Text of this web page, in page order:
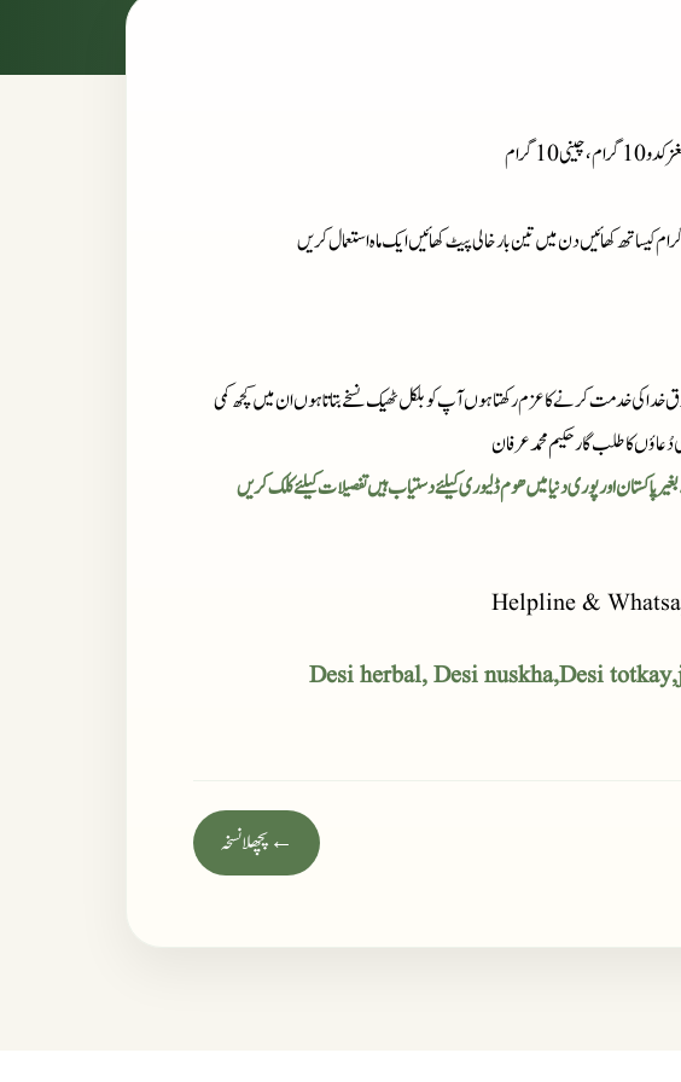
خدا کی خدمت کرنے کا عزم رکھتا ہوں آپ کو بلکل ٹھیک نسخے بتاتا ہوں ان میں کچھ کمی
کا طلب گار حکیم محمد عرفان
پاکستان اور پوری دنیا میں ھوم ڈلیوری کیلئے دستیاب ہیں تفصیلات کیلئے کلک کریں
Helpline &
Desi herbal, Desi nuskha,Desi
← پچھلا نسخہ